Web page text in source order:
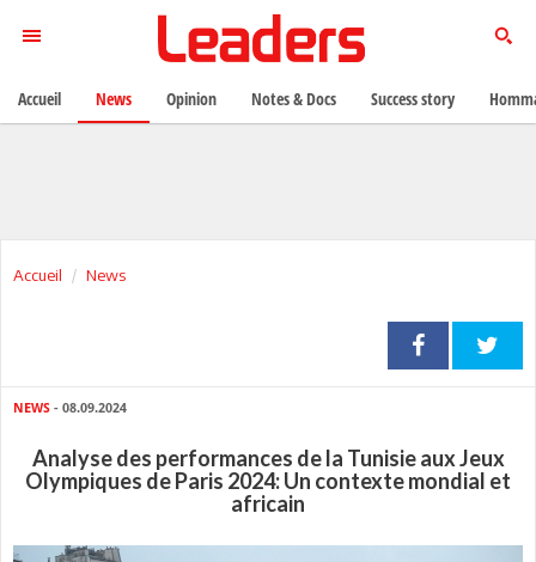
Accueil News
NEWS - 08.09.2024
Analyse des performances de la Tunisie aux Jeux
Olympiques de Paris 2024: Un contexte mondial et
africain
Accueil News Opinion Notes & Docs Success story